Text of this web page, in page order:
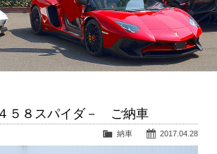
Company info.
会社案内
５８スパイダ－ ご納車
2017.04.28
納車